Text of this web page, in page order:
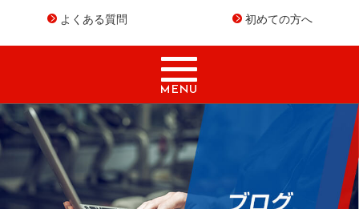
よくある質問 初めての方へ
MENU